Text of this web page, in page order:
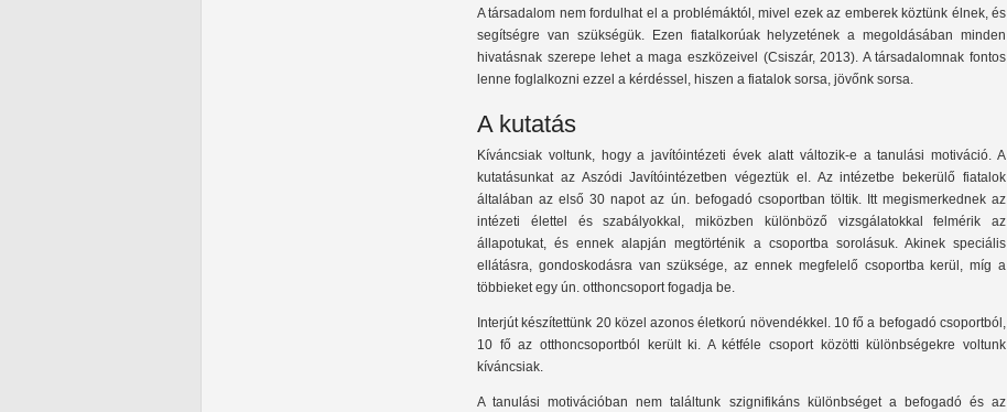
A társadalom nem fordulhat el a problémáktól, mivel ezek az emberek köztünk élnek, és
segítségre van szükségük. Ezen fiatalkorúak helyzetének a megoldásában minden
hivatásnak szerepe lehet a maga eszközeivel (Csiszár, 2013). A társadalomnak fontos
lenne foglalkozni ezzel a kérdéssel, hiszen a fiatalok sorsa, jövőnk sorsa.
A kutatás
Kíváncsiak voltunk, hogy a javítóintézeti évek alatt változik-e a tanulási motiváció. A
kutatásunkat az Aszódi Javítóintézetben végeztük el. Az intézetbe bekerülő fiatalok
általában az első 30 napot az ún. befogadó csoportban töltik. Itt megismerkednek az
intézeti élettel és szabályokkal, miközben különböző vizsgálatokkal felmérik az
állapotukat, és ennek alapján megtörténik a csoportba sorolásuk. Akinek speciális
ellátásra, gondoskodásra van szüksége, az ennek megfelelő csoportba kerül, míg a
többieket egy ún. otthoncsoport fogadja be.
Interjút készítettünk 20 közel azonos életkorú növendékkel. 10 fő a befogadó csoportból,
10 fő az otthoncsoportból került ki. A kétféle csoport közötti különbségekre voltunk
kíváncsiak.
A tanulási motivációban nem találtunk szignifikáns különbséget a befogadó és az